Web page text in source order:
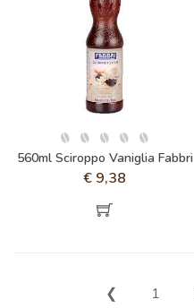
560ml Sciroppo Vaniglia Fabbri
€ 9,38
❮ 1